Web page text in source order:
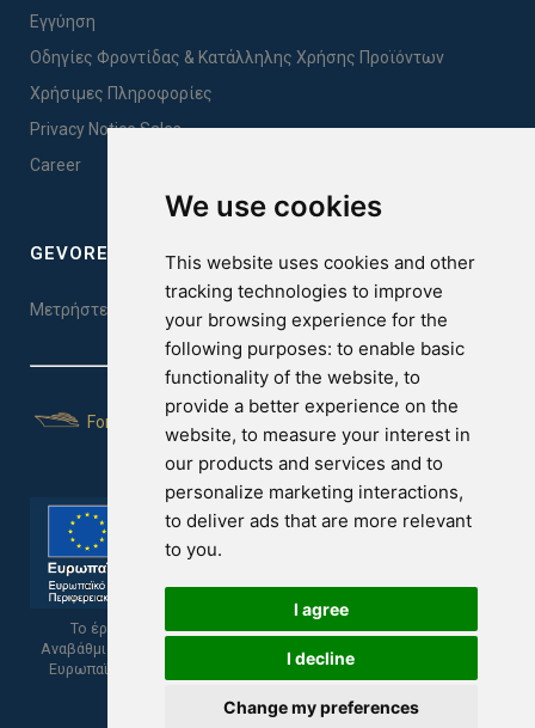
We use cookies
This website uses cookies and other
tracking technologies to improve
your browsing experience for the
following purposes: to enable basic
functionality of the website, to
provide a better experience on the
website, to measure your interest in
our products and services and to
personalize marketing interactions,
to deliver ads that are more relevant
to you.
I agree
I decline
Change my preferences
Εγγύηση
Οδηγίες Φροντίδας & Κατάλληλης Χρήσης Προϊόντων
Χρήσιμες Πληροφορίες
Privacy Notice Sales
Career
GEVOREST SLEEP QUALITY INDEX
Μετρήστε την ποιότητα του ύπνου σας. Κάντε το τεστ εδώ!
For Yachts
Το έργο υποβλήθηκε στα πλαίσια του Σχεδίου Ψηφιακής
Αναβάθμισης των Επιχειρήσεων και συγχρηματοδοτείται από το
Ευρωπαϊκό Ταμείο Περιφερειακής Ανάπτυξης και την Κυπριακή